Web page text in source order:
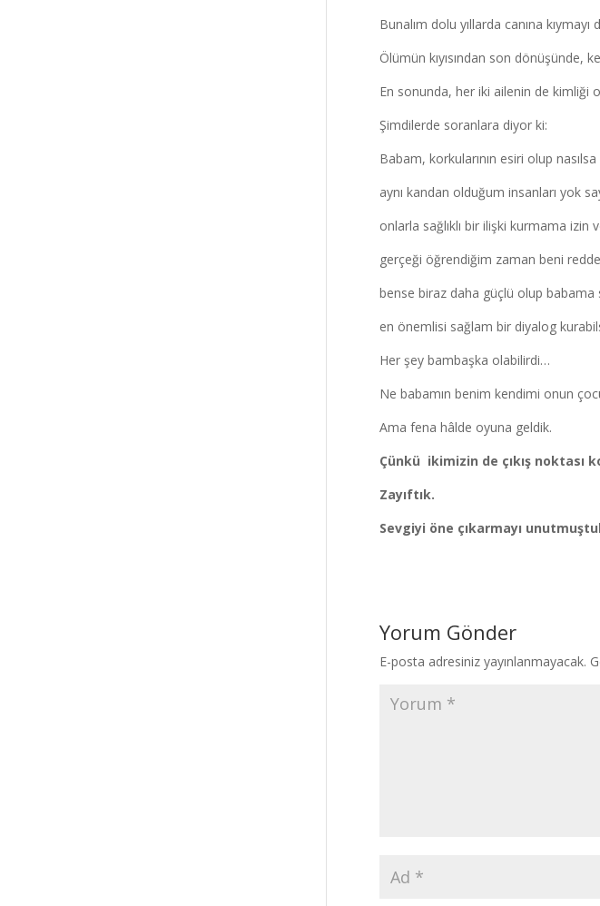
Bunalım dolu yıllarda canına
Ölümün kıyısından son dönüşünde,
En sonunda, her iki ailenin de kimliği
Şimdilerde soranlara diyor ki:
Babam, korkularının esiri olup
aynı kandan olduğum insanları yok
onlarla sağlıklı bir ilişki kurmama izin
gerçeği öğrendiğim zaman beni
bense biraz daha güçlü olup babama
en önemlisi sağlam bir diyalog
Her şey bambaşka olabilirdi…
Ne babamın benim kendimi onun
Ama fena hâlde oyuna geldik.
Çünkü ikimizin de çıkış noktası
Zayıftık.
Sevgiyi öne çıkarmayı
Yorum Gönder
E-posta adresiniz yayınlanmayacak.